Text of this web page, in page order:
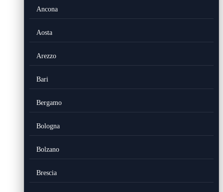
Ancona
Aosta
Arezzo
Bari
Bergamo
Bologna
Bolzano
Brescia